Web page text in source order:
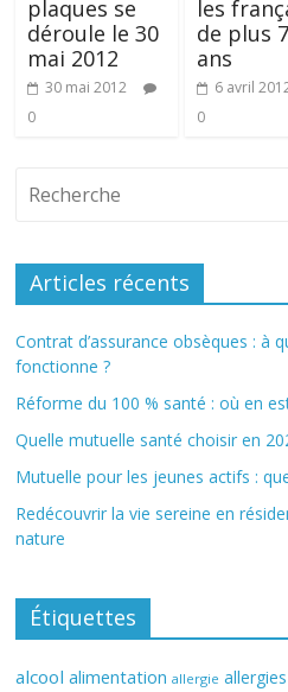
plaques se
déroule le 30
mai 2012
30 mai 2012
0
les
de plus
ans
6 avril
0
Articles récents
Contrat d’assurance obsèques : à
fonctionne ?
Réforme du 100 % santé : où en
Quelle mutuelle santé choisir en
Mutuelle pour les jeunes actifs :
Redécouvrir la vie sereine en
nature
Étiquettes
alcool alimentation allergie allergies